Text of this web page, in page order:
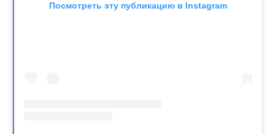
Посмотреть эту публикацию в Instagram